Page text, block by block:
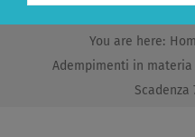
You are here:
Adempimenti in
Scadenza